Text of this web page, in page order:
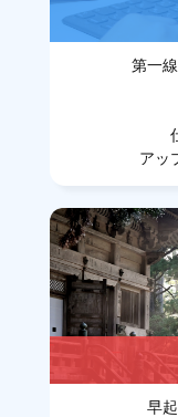
第一
アッ
早